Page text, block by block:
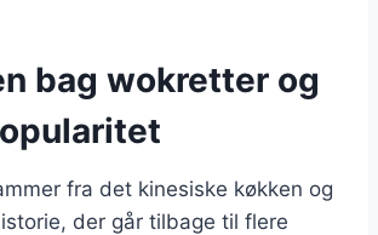
bag wokretter og
fra det kinesiske køkken og
der går tilbage til flere